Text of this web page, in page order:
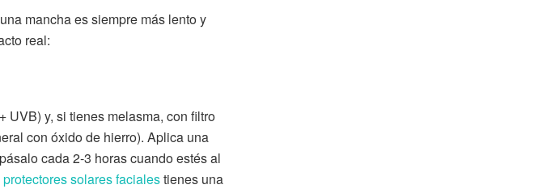
mancha es siempre más lento y
real:
UVB) y, si tienes melasma, con filtro
con óxido de hierro). Aplica una
cada 2-3 horas cuando estés al
solares facialestienes una